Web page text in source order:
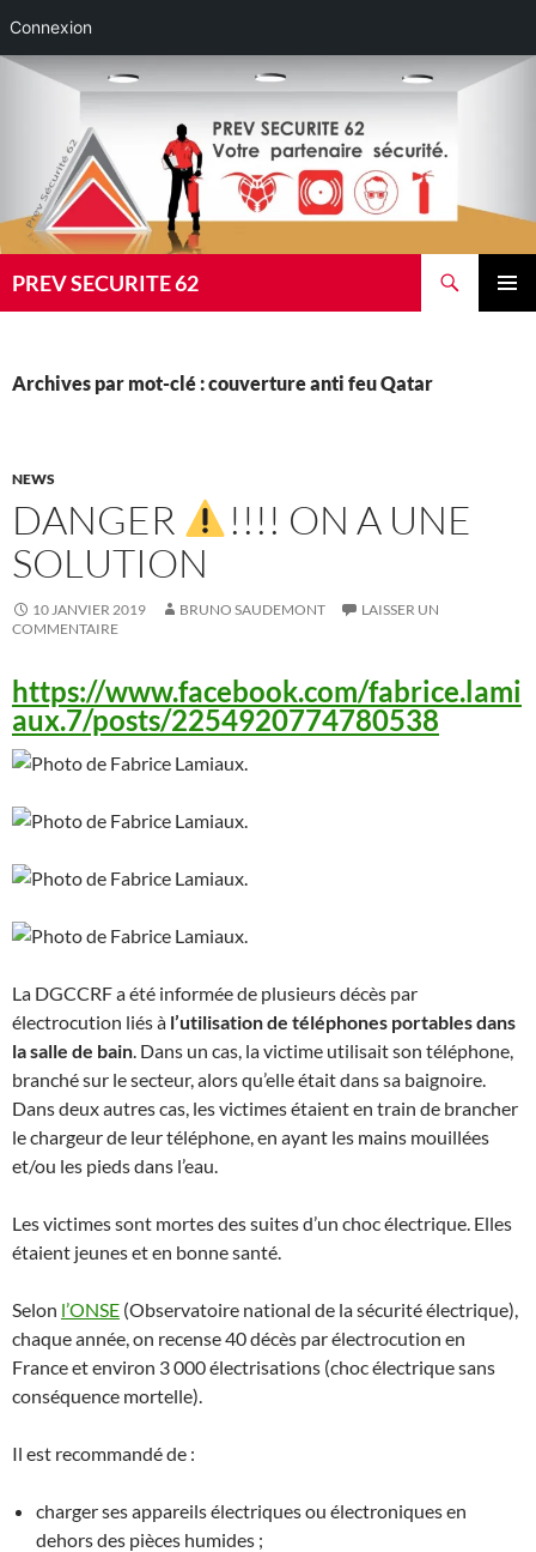
Connexion
Aller
PREV SECURITE 62
Archives par mot-clé : couverture anti feu Qatar
NEWS
DANGER
!!!! ON A UNE
SOLUTION
10 JANVIER 2019 BRUNO SAUDEMONT
LAISSER UN
COMMENTAIRE
https://www.facebook.com/fabrice.lami
aux.7/posts/2254920774780538
La DGCCRF a été informée de plusieurs décès par
électrocution liés à l’utilisation de téléphones portables dans
la salle de bain . Dans un cas, la victime utilisait son téléphone,
branché sur le secteur, alors qu’elle était dans sa baignoire.
Dans deux autres cas, les victimes étaient en train de brancher
le chargeur de leur téléphone, en ayant les mains mouillées
et/ou les pieds dans l’eau.
Les victimes sont mortes des suites d’un choc électrique. Elles
étaient jeunes et en bonne santé.
Selon l’ONSE (Observatoire national de la sécurité électrique),
chaque année, on recense 40 décès par électrocution en
France et environ 3 000 électrisations (choc électrique sans
conséquence mortelle).
Il est recommandé de :
charger ses appareils électriques ou électroniques en
dehors des pièces humides ;